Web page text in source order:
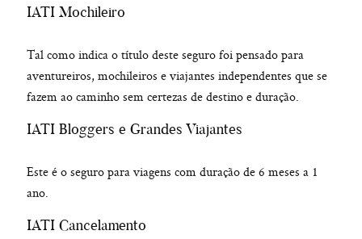
IATI Mochileiro
Tal como indica o título deste seguro foi pensado para
aventureiros, mochileiros e viajantes independentes que se
fazem ao caminho sem certezas de destino e duração.
IATI Bloggers e Grandes Viajantes
Este é o seguro para viagens com duração de 6 meses a 1
ano.
IATI Cancelamento